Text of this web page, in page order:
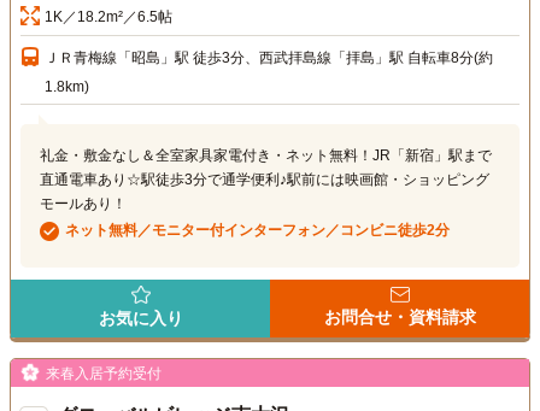
1K／18.2m²／6.5帖
ＪＲ青梅線「昭島」駅 徒歩3分、西武拝島線「拝島」駅 自転車8分(約
1.8km)
礼金・敷金なし＆全室家具家電付き・ネット無料！JR「新宿」駅まで
直通電車あり☆駅徒歩3分で通学便利♪駅前には映画館・ショッピング
モールあり！
ネット無料／モニター付インターフォン／コンビニ徒歩2分
お気に入り お問合せ・資料請求
来春入居予約受付